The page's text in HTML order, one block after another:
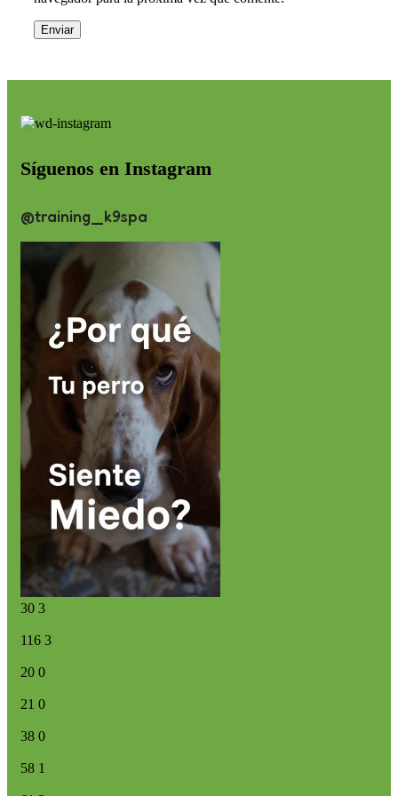
Síguenos en Instagram
@training_k9spa
30 3
116 3
20 0
21 0
38 0
58 1